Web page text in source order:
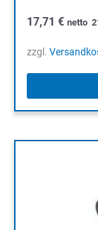
17,71 € netto
zzgl.